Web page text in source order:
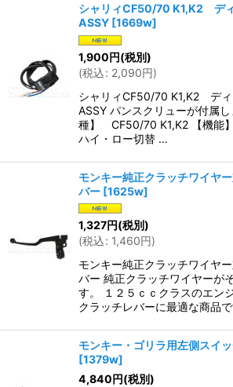
シャリィCF50/70 K1,K2 デ
ASSY [1669w]
1,900円(税別)
(税込: 2,090円)
シャリィCF50/70 K1,K2 ディ
ASSY パンスクリューが付属
種】 CF50/70 K1,K2 【機能
ハイ・ロー切替 …
モンキー純正クラッチワイヤ
バー [1625w]
1,327円(税別)
(税込: 1,460円)
モンキー純正クラッチワイヤ
バー 純正クラッチワイヤーが
す。 １２５ｃｃクラスのエン
クラッチレバーに最適な商品
モンキー・ゴリラ用左側スイ
[1379w]
4,840円(税別)